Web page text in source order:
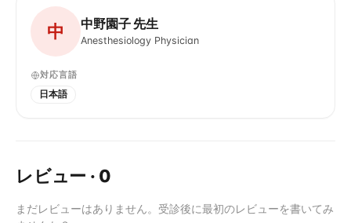
中 中野園子 先生
Anesthesiology Physician
対応言語
日本語
レビュー · 0
まだレビューはありません。受診後に最初のレビューを書いてみ